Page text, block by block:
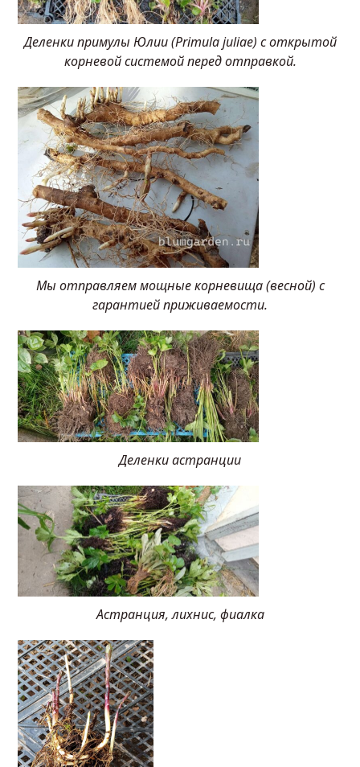
Деленки примулы Юлии (Primula juliae) с открытой
корневой системой перед отправкой.
Мы отправляем мощные корневища (весной) с
гарантией приживаемости.
Деленки астранции
Астранция, лихнис, фиалка